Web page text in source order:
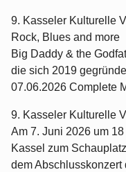
9. Kasseler Kulturelle
Rock, Blues and more
Big Daddy & the
die sich 2019
07.06.2026 Complete
9. Kasseler Kulturelle
Am 7. Juni 2026 um
Kassel zum
dem